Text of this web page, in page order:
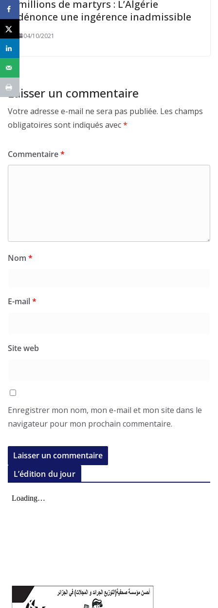
millions de martyrs : L’Algérie
dénonce une ingérence inadmissible
04/10/2021
Laisser un commentaire
Votre adresse e-mail ne sera pas publiée. Les champs
obligatoires sont indiqués avec*
Commentaire*
Nom *
E-mail*
Site web
Enregistrer mon nom, mon e-mail et mon site dans le
navigateur pour mon prochain commentaire.
L’édition du jour